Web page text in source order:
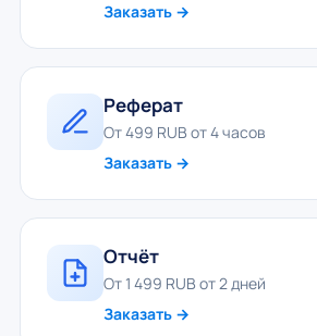
Заказать →
Реферат
От 499 RUB от 4 часов
Заказать →
Отчёт
От 1 499 RUB от 2 дней
Заказать →